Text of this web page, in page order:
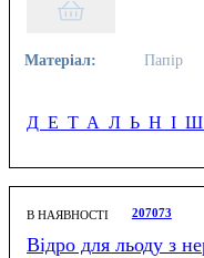
Матеріал: Папір
В НАЯВНОСТІ 207073
Відро для льоду з